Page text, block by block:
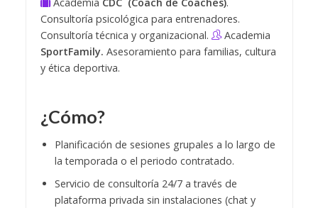
Consultoría psicológica para entrenadores.
Consultoría técnica y organizacional.
Academia
SportFamily. Asesoramiento para familias, cultura
y ética deportiva.
¿Cómo?
Planificación de sesiones grupales a lo largo de
la temporada o el periodo contratado.
Servicio de consultoría 24/7 a través de
plataforma privada sin instalaciones (chat y